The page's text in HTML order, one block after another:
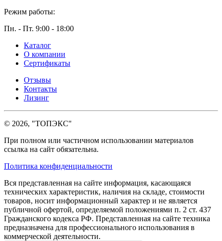
Режим работы:
Пн. - Пт. 9:00 - 18:00
Каталог
О компании
Сертификаты
Отзывы
Контакты
Лизинг
© 2026, "ТОПЭКС"
При полном или частичном использовании материалов
ссылка на сайт обязательна.
Политика конфиденциальности
Вся представленная на сайте информация, касающаяся
технических характеристик, наличия на складе, стоимости
товаров, носит информационный характер и не является
публичной офертой, определяемой положениями п. 2 ст. 437
Гражданского кодекса РФ. Представленная на сайте техника
предназначена для профессионального использования в
коммерческой деятельности.